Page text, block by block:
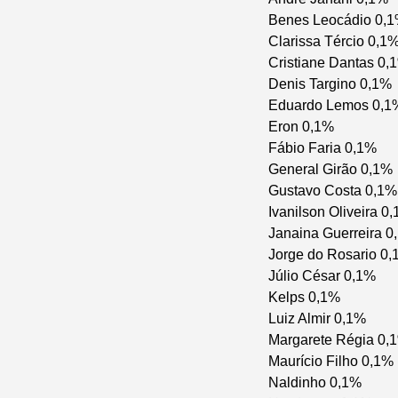
Benes Leocádio
Clarissa Tércio
Cristiane Dantas
Denis Targino 0,1%
Eduardo Lemos
Eron 0,1%
Fábio Faria 0,1%
General Girão 0,1%
Gustavo Costa 0,1%
Ivanilson Oliveira
Janaina Guerreira
Jorge do Rosario
Júlio César 0,1%
Kelps 0,1%
Luiz Almir 0,1%
Margarete Régia
Maurício Filho 0,1%
Naldinho 0,1%